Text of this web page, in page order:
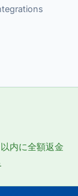
内に全額返金